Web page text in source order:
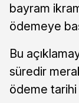
bayram
ödemeye
Bu
süredir
ödeme